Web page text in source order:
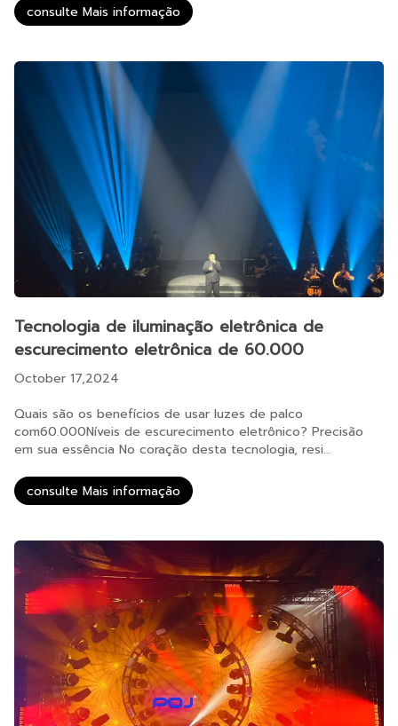
consulte Mais informação
Tecnologia de iluminação eletrônica de
escurecimento eletrônica de 60.000
October 17,2024
Quais são os benefícios de usar luzes de palco
com60.000Níveis de escurecimento eletrônico? Precisão
em sua essência No coração desta tecnologia, resi…
consulte Mais informação